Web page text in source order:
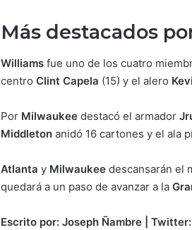
Más destacados
Williams fue uno de los cuatro
centro Clint Capela (15) y el alero
Por Milwaukee destacó el armador
Middleton anidó 16 cartones y el ala
Atlanta y Milwaukee descansarán el
quedará a un paso de avanzar a la
Escrito por: Joseph Ñambre | Twitter: